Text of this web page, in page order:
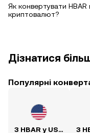
Як конвертувати
криптовалют?
Дізнатися
Популярні
З HBAR у USD З